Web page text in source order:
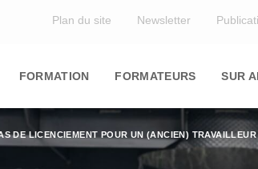
Plan du site Newsletter
navigation
FORMATION FORMATEURS SUR
DE LICENCIEMENT POUR UN (ANCIEN)